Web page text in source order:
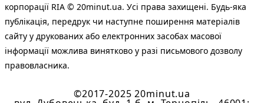
корпорації RIA © 20minut.ua. Усі права захищені. Будь-яка
публiкацiя, передрук чи наступне поширення матеріалів
сайту у друкованих або електронних засобах масової
інформації можлива винятково у разі письмового дозволу
правовласника.
©2017-2025 20minut.ua